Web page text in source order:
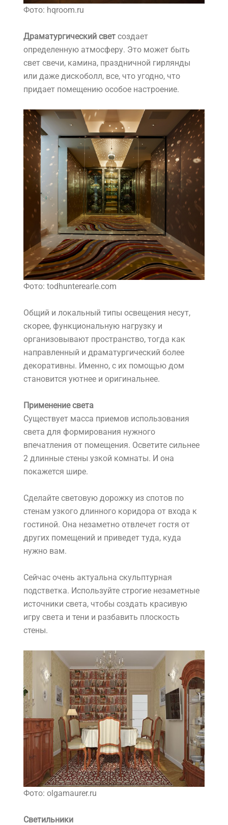
Фото: hqroom.ru
Драматургический свет создает
определенную атмосферу. Это может быть
свет свечи, камина, праздничной гирлянды
или даже дискоболл, все, что угодно, что
придает помещению особое настроение.
Фото: todhunterearle.com
Общий и локальный типы освещения несут,
скорее, функциональную нагрузку и
организовывают пространство, тогда как
направленный и драматургический более
декоративны. Именно, с их помощью дом
становится уютнее и оригинальнее.
Применение света
Существует масса приемов использования
света для формирования нужного
впечатления от помещения. Осветите сильнее
2 длинные стены узкой комнаты. И она
покажется шире.
Сделайте световую дорожку из спотов по
стенам узкого длинного коридора от входа к
гостиной. Она незаметно отвлечет гостя от
других помещений и приведет туда, куда
нужно вам.
Сейчас очень актуальна скульптурная
подстветка. Используйте строгие незаметные
источники света, чтобы создать красивую
игру света и тени и разбавить плоскость
стены.
Фото: olgamaurer.ru
Светильники